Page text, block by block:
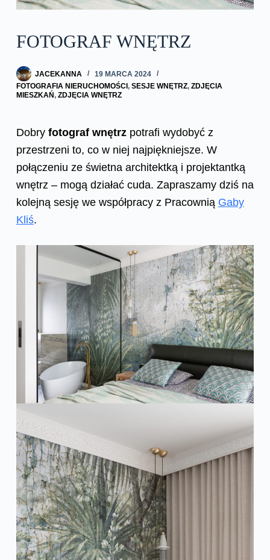
FOTOGRAF WNĘTRZ
JACEKANNA
19 MARCA 2024
FOTOGRAFIA NIERUCHOMOŚCI , SESJE WNĘTRZ, ZDJĘCIA
MIESZKAŃ, ZDJĘCIA WNĘTRZ
Dobry fotograf wnętrzpotrafi wydobyć z
przestrzeni to, co w niej najpiękniejsze. W
połączeniu ze świetna architektką i projektantką
wnętrz – mogą działać cuda. Zapraszamy dziś na
kolejną sesję we współpracy z Pracownią Gaby
Kliś.